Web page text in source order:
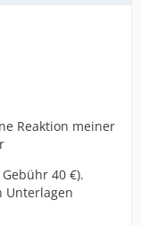
Reaktion meiner
40 €).
Unterlagen